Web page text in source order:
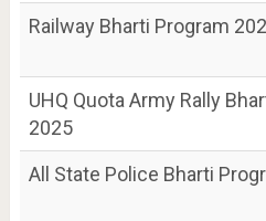
Railway Bharti Program
UHQ Quota Army Rally
2025
All State Police Bharti